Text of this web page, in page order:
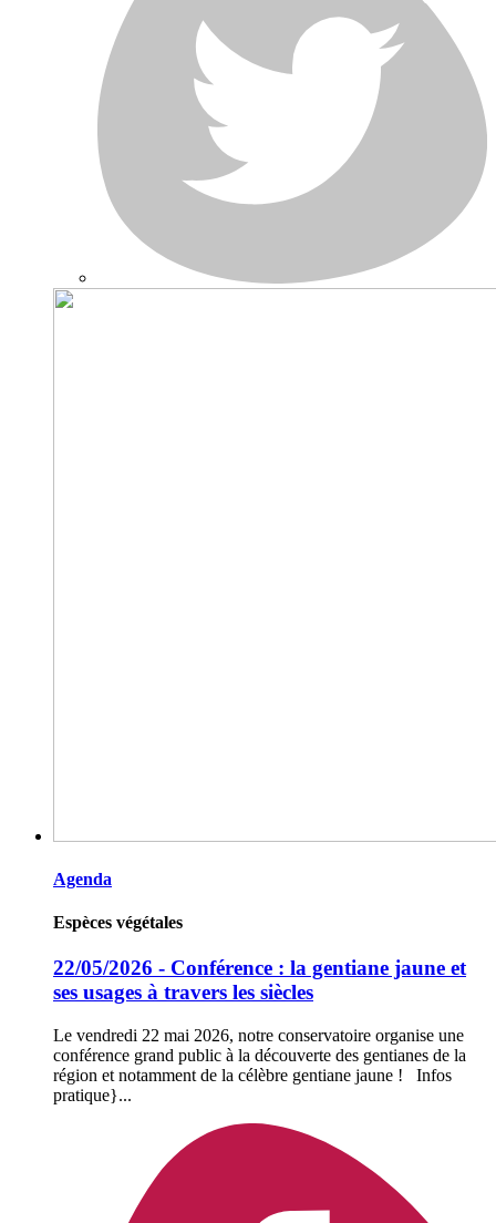
Agenda
Espèces végétales
22/05/2026 - Conférence : la gentiane jaune et
ses usages à travers les siècles
Le vendredi 22 mai 2026, notre conservatoire organise une
conférence grand public à la découverte des gentianes de la
région et notamment de la célèbre gentiane jaune ! Infos
pratique}...